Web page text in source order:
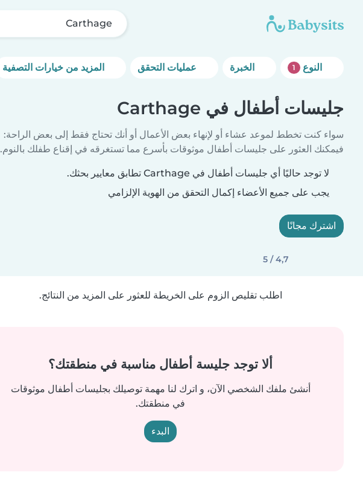
Carthage
1 المزيد من خيارات التصفية
جليسات أطفال في Carthage
سواء كنت تخطط لموعد عشاء أو لإنهاء بعض الأعمال أو أنك تحتاج فقط إلى بعض الراحة:
فيمكنك العثور على جليسات أطفال موثوقات بأسرع مما تستغرقه في إقناع طفلك بالنوم.
لا توجد حاليًا أي جليسات أطفال في Carthage تطابق معايير بحثك.
يجب على جميع الأعضاء إكمال التحقق من الهوية الإلزامي
اشترك مجانًا
4,7 / 5
اطلب تقليص الزوم على الخريطة للعثور على المزيد من النتائج.
ألا توجد جليسة أطفال مناسبة في منطقتك؟
أنشئ ملفك الشخصي الآن، و اترك لنا مهمة توصيلك بجليسات أطفال موثوقات
في منطقتك.
البدء